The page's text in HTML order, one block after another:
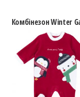
Комбінезон Winter